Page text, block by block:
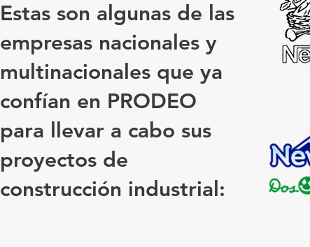
Estas son algunas de las
empresas nacionales y
multinacionales que ya
confían en PRODEO
para llevar a cabo sus
proyectos de
construcción industrial: